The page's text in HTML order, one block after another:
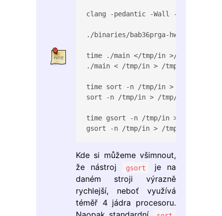
clang -pedantic -Wall -O3 -
./binaries/bab36prga-hw9-genref -
time ./main </tmp/in >/tmp/out2
./main < /tmp/in > /tmp/out2
time sort -n /tmp/in > /tmp/out
sort -n /tmp/in > /tmp/out  20.54s
time gsort -n /tmp/in > /tmp/out
gsort -n /tmp/in > /tmp/out
Kde si můžeme všimnout,
že nástroj
gsort
je na
daném stroji výrazně
rychlejší, neboť využívá
téměř 4 jádra procesoru.